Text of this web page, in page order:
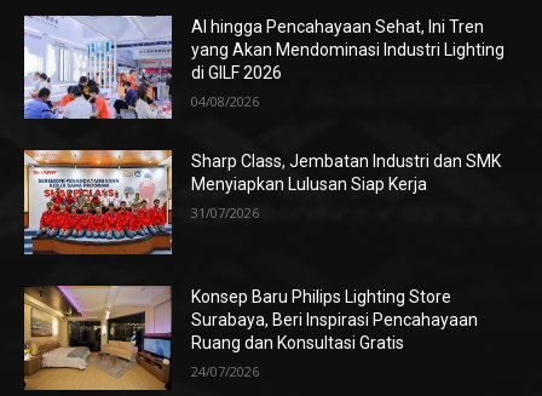
AI hingga Pencahayaan Sehat, Ini Tren
yang Akan Mendominasi Industri Lighting
di GILF 2026
04/08/2026
Sharp Class, Jembatan Industri dan SMK
Menyiapkan Lulusan Siap Kerja
31/07/2026
Konsep Baru Philips Lighting Store
Surabaya, Beri Inspirasi Pencahayaan
Ruang dan Konsultasi Gratis
24/07/2026